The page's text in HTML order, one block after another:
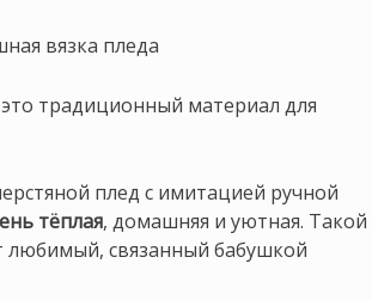
вязка пледа
это традиционный материал для
плед с имитацией ручной
тёплая, домашняя и уютная. Такой
любимый, связанный бабушкой